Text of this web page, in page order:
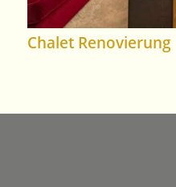
Chalet Renovierung